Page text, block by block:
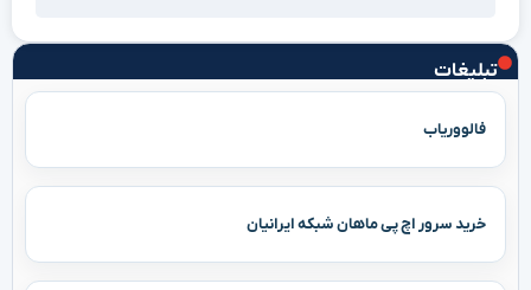
تبلیغات
فالووریاب
خرید سرور اچ پی ماهان شبکه ایرانیان